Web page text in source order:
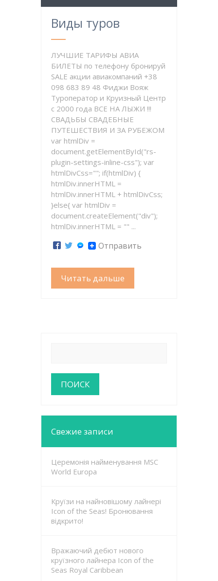
Виды туров
ЛУЧШИЕ ТАРИФЫ АВИА
БИЛЕТЫ по телефону бронируй
SALE акции авиакомпаний +38
098 683 89 48 Фиджи Вояж
Туроператор и Круизный Центр
с 2000 года ВСЕ НА ЛЫЖИ !!!
СВАДЬБЫ СВАДЕБНЫЕ
ПУТЕШЕСТВИЯ И ЗА РУБЕЖОМ
var htmlDiv =
document.getElementById("rs-
plugin-settings-inline-css"); var
htmlDivCss=""; if(htmlDiv) {
htmlDiv.innerHTML =
htmlDiv.innerHTML + htmlDivCss;
}else{ var htmlDiv =
document.createElement("div");
htmlDiv.innerHTML = "" ...
Отправить
Читать дальше
Свежие записи
Церемонія найменування MSC
World Europa
Круїзи на найновішому лайнері
Icon of the Seas! Бронювання
відкрито!
Вражаючий дебют нового
круїзного лайнера Icon of the
Seas Royal Caribbean